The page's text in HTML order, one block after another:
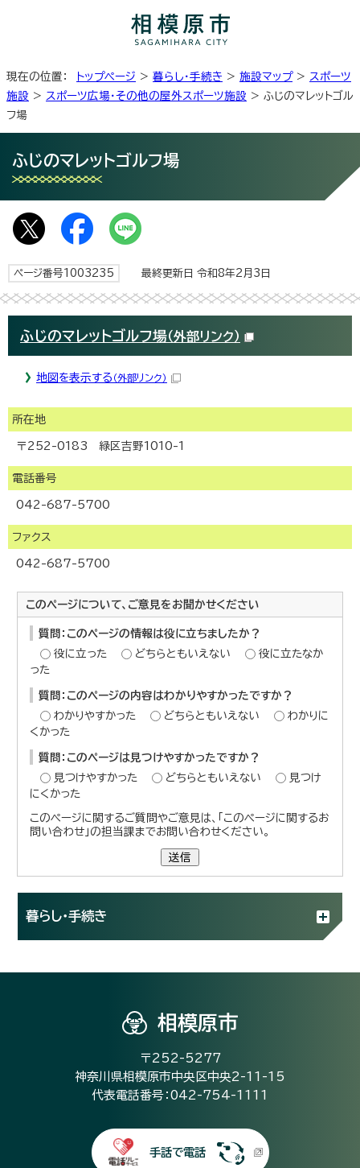
現在の位置： トップページ > 暮らし・手続き > 施設マップ> スポーツ
施設 > スポーツ広場・その他の屋外スポーツ施設 > ふじのマレットゴル
フ場
ふじのマレットゴルフ場
ページ番号1003235 最終更新日 令和8年2月3日
ふじのマレットゴルフ場（外部リンク）
地図を表示する （外部リンク）
所在地
〒252-0183 緑区吉野1010-1
電話番号
042-687-5700
ファクス
042-687-5700
このページについて、ご意見をお聞かせください
質問：このページの情報は役に立ちましたか？
役に立った
どちらともいえない
役に立たなか
った
質問：このページの内容はわかりやすかったですか？
わかりやすかった
どちらともいえない
わかりに
くかった
質問：このページは見つけやすかったですか？
見つけやすかった
どちらともいえない
見つけ
にくかった
このページに関するご質問やご意見は、「このページに関するお
問い合わせ」の担当課までお問い合わせください。
送信
暮らし・手続き
相模原市
〒252-5277
神奈川県相模原市中央区中央2-11-15
代表電話番号：042-754-1111
手話で電話